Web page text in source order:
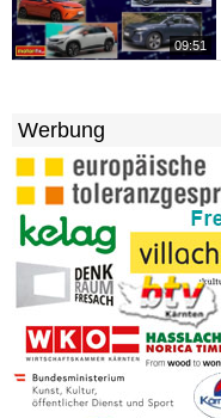
09:51
Werbung